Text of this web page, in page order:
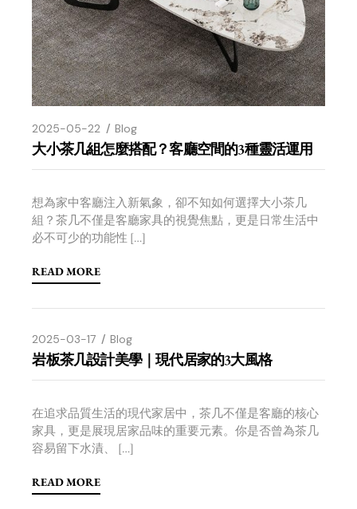
2025-05-22 Blog
大小茶几組怎麼搭配？客廳空間的3種靈活運用
想為家中客廳注入新氣象，卻不知如何選擇大小茶几
組？茶几不僅是客廳家具的視覺焦點，更是日常生活中
必不可少的功能性 […]
READ MORE
2025-03-17 Blog
岩板茶几設計美學｜現代居家的3大風格
在追求品質生活的現代家居中，茶几不僅是客廳的核心
家具，更是展現居家品味的重要元素。你是否曾為茶几
容易留下水漬、 […]
READ MORE